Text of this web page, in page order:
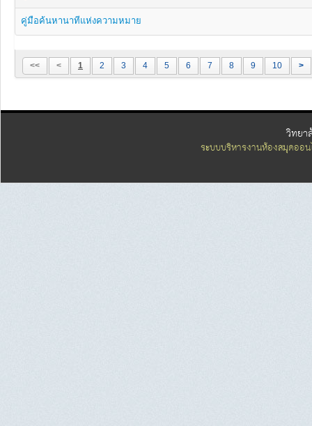
คู่มือค้นหานาทีแห่งความหมาย
<< < 1 2 3 4 5 6 7 8 9 10 >
วิทยา
ระบบบริหารงานห้องสมุดออ